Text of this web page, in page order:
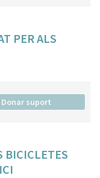
PER ALS
Donar suport
BICICLETES